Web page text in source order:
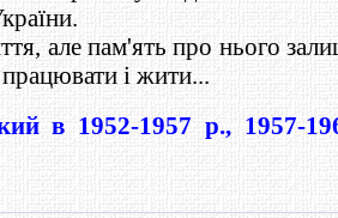
але пам'ять про нього
і жити...
в 1952-1957 р., 1957-